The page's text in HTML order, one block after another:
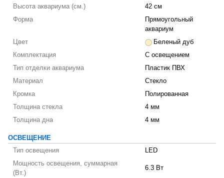
Высота аквариума (см.)
42 см
Форма
Прямоугольный
аквариум
Цвет
Беленый дуб
Комплектация
С освещением
Тип отделки аквариума
Пластик ПВХ
Материал
Стекло
Кромка
Полированная
Толщина стекла
4 мм
Толщина дна
4 мм
ОСВЕЩЕНИЕ
Тип освещения
LED
Мощность освещения, суммарная
(Вт.)
6.3 Вт